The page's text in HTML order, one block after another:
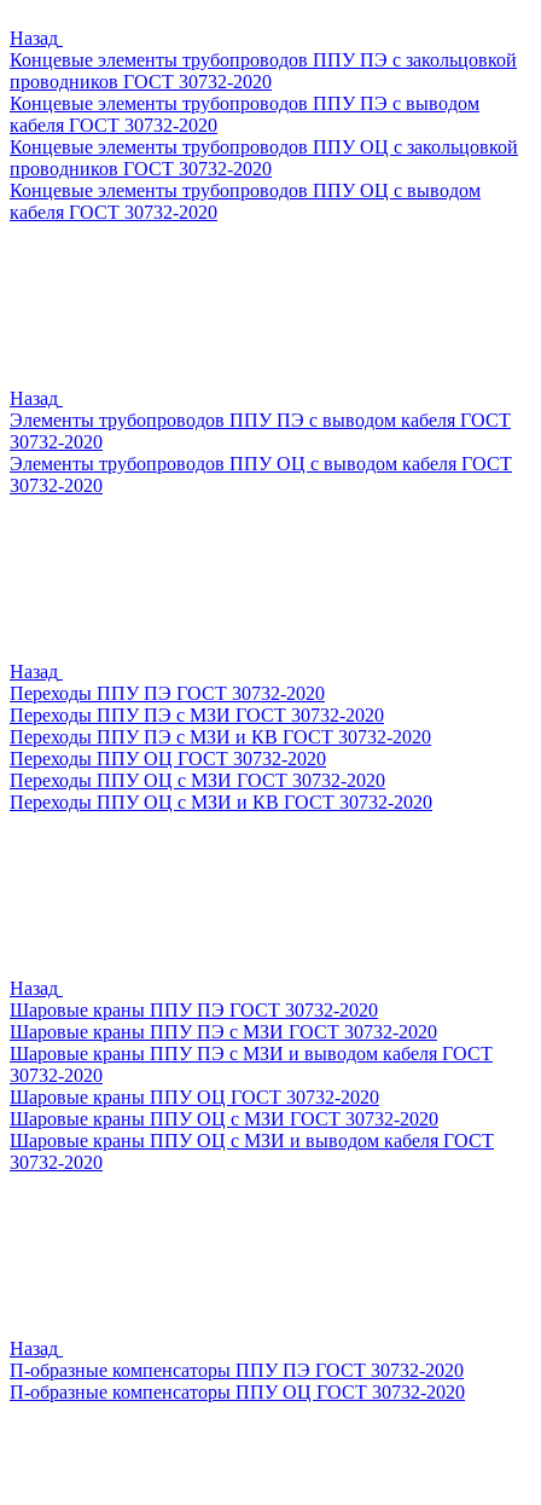
Назад
Концевые элементы трубопроводов ППУ ПЭ с закольцовкой
проводников ГОСТ 30732-2020
Концевые элементы трубопроводов ППУ ПЭ с выводом
кабеля ГОСТ 30732-2020
Концевые элементы трубопроводов ППУ ОЦ с закольцовкой
проводников ГОСТ 30732-2020
Концевые элементы трубопроводов ППУ ОЦ с выводом
кабеля ГОСТ 30732-2020
Назад
Элементы трубопроводов ППУ ПЭ с выводом кабеля ГОСТ
30732-2020
Элементы трубопроводов ППУ ОЦ с выводом кабеля ГОСТ
30732-2020
Назад
Переходы ППУ ПЭ ГОСТ 30732-2020
Переходы ППУ ПЭ с МЗИ ГОСТ 30732-2020
Переходы ППУ ПЭ с МЗИ и КВ ГОСТ 30732-2020
Переходы ППУ ОЦ ГОСТ 30732-2020
Переходы ППУ ОЦ с МЗИ ГОСТ 30732-2020
Переходы ППУ ОЦ с МЗИ и КВ ГОСТ 30732-2020
Назад
Шаровые краны ППУ ПЭ ГОСТ 30732-2020
Шаровые краны ППУ ПЭ с МЗИ ГОСТ 30732-2020
Шаровые краны ППУ ПЭ с МЗИ и выводом кабеля ГОСТ
30732-2020
Шаровые краны ППУ ОЦ ГОСТ 30732-2020
Шаровые краны ППУ ОЦ с МЗИ ГОСТ 30732-2020
Шаровые краны ППУ ОЦ с МЗИ и выводом кабеля ГОСТ
30732-2020
Назад
П-образные компенсаторы ППУ ПЭ ГОСТ 30732-2020
П-образные компенсаторы ППУ ОЦ ГОСТ 30732-2020